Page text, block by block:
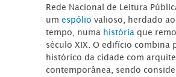
Rede Nacional de Leitura
umespóliovalioso, herdado
tempo, numa história que
século XIX. O edifício combina
histórico da cidade com
contemporânea, sendo